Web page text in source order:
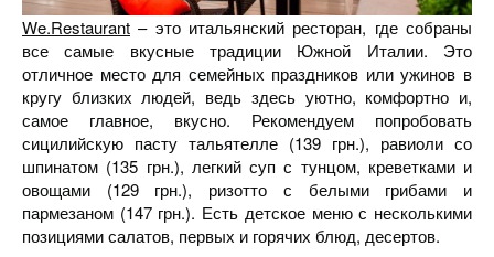
We.Restaurant – это итальянский ресторан, где собраны
все самые вкусные традиции Южной Италии. Это
отличное место для семейных праздников или ужинов в
кругу близких людей, ведь здесь уютно, комфортно и,
самое главное, вкусно. Рекомендуем попробовать
сицилийскую пасту тальятелле (139 грн.), равиоли со
шпинатом (135 грн.), легкий суп с тунцом, креветками и
овощами (129 грн.), ризотто с белыми грибами и
пармезаном (147 грн.). Есть детское меню с несколькими
позициями салатов, первых и горячих блюд, десертов.